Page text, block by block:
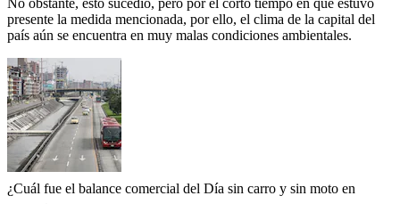
presente la medida mencionada, por ello, el clima de la capital del
país aún se encuentra en muy malas condiciones ambientales.
¿Cuál fue el balance comercial del Día sin carro y sin moto en